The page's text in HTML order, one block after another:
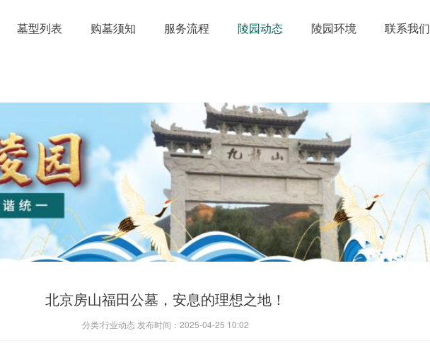
墓型列表 购墓须知 服务流程 陵园动态 陵园环境 联系我们
北京房山福田公墓，安息的理想之地！
分类:行业动态 发布时间：2025-04-25 10:02